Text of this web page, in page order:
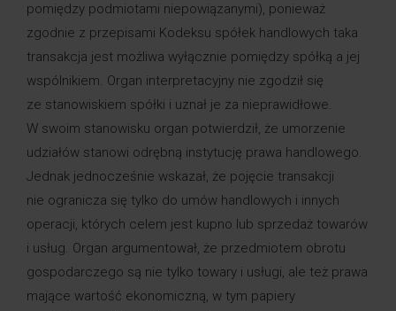
pomiędzy podmiotami niepowiązanymi), ponieważ
zgodnie z przepisami Kodeksu spółek handlowych taka
transakcja jest możliwa wyłącznie pomiędzy spółką a jej
wspólnikiem. Organ interpretacyjny nie zgodził się
ze stanowiskiem spółki i uznał je za nieprawidłowe.
W swoim stanowisku organ potwierdził, że umorzenie
udziałów stanowi odrębną instytucję prawa handlowego.
Jednak jednocześnie wskazał, że pojęcie transakcji
nie ogranicza się tylko do umów handlowych i innych
operacji, których celem jest kupno lub sprzedaż towarów
i usług. Organ argumentował, że przedmiotem obrotu
gospodarczego są nie tylko towary i usługi, ale też prawa
mające wartość ekonomiczną, w tym papiery